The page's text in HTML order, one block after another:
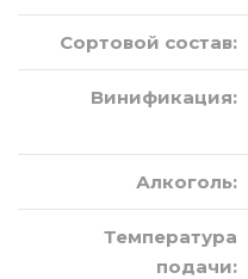
Сортовой состав:
Винификация:
Алкоголь:
Температура
подачи: